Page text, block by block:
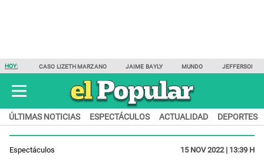
HOY: CASO LIZETH MARZANO JAIME BAYLY MUNDO JEFFERSON
ÚLTIMAS NOTICIAS ESPECTÁCULOS ACTUALIDAD DEPORTES
Espectáculos 15 NOV 2022 | 13:39 H